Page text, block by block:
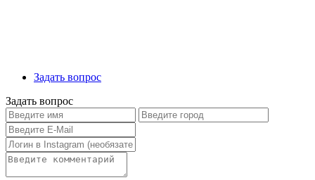
Задать вопрос
Задать вопрос